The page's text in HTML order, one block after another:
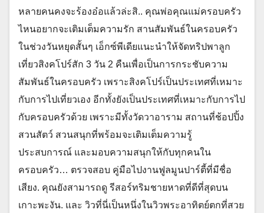
หลายคนคงจะร้องอ๋อแล้วล่ะสิ.. คุณพ่อคุณแม่ครอบครัว
ไหนอยากจะเติมเต็มความรัก สานสัมพันธ์ในครอบครัว
ในช่วงวันหยุดสั้นๆ เอ็กซ์พีเดียแนะนำให้จัดทริปพาลูก
เที่ยวสิงคโปร์สัก 3 วัน 2 คืนเพื่อเป็นการกระชับความ
สัมพันธ์ในครอบครัว เพราะสิงคโปร์เป็นประเทศที่เหมาะ
กับการไปเที่ยวเอง อีกทั้งยังเป็นประเทศที่เหมาะกับการไป
กับครอบครัวด้วย เพราะมีทั้งวัดวาอาราม สถานที่ช้อปปิ้ง
สวนสัตว์ สวนสนุกที่พร้อมจะเติมเต็มความรู้
ประสบการณ์ และมอบความสนุกให้กับทุกคนใน
ครอบครัว… ตรวจสอบ คู่มือไปงานฟูลมูนปาร์ตี้ที่มีชื่อ
เสียง. คุณยังสามารถดู รีสอร์ทริมชายหาดที่ดีที่สุดบน
เกาะพะงัน. และ วิวที่นี่เป็นหนึ่งในวิวพระอาทิตย์ตกที่สวย